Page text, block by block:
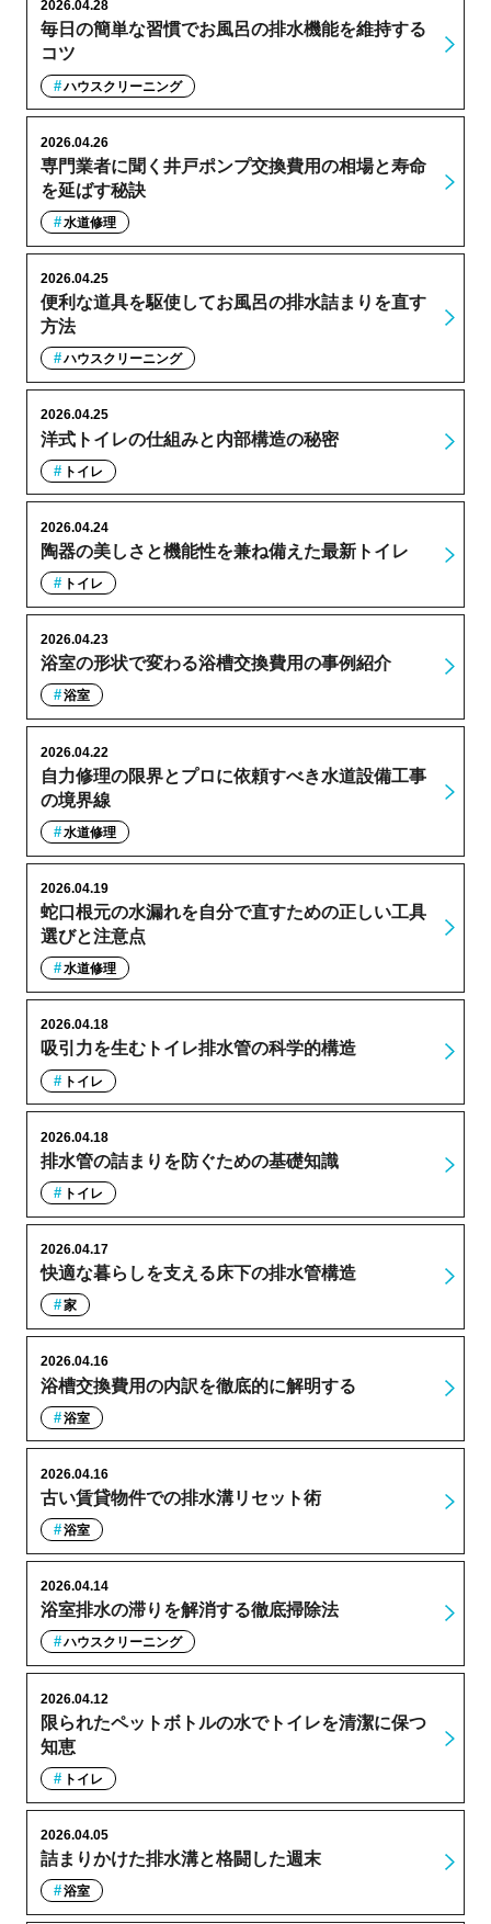
毎日の簡単な習慣でお風呂の排水機能を維持する
コツ
2026.04.28
ハウスクリーニング
専門業者に聞く井戸ポンプ交換費用の相場と寿命
を延ばす秘訣
2026.04.26
水道修理
便利な道具を駆使してお風呂の排水詰まりを直す
方法
2026.04.25
ハウスクリーニング
洋式トイレの仕組みと内部構造の秘密
2026.04.25
トイレ
陶器の美しさと機能性を兼ね備えた最新トイレ
2026.04.24
トイレ
浴室の形状で変わる浴槽交換費用の事例紹介
2026.04.23
浴室
自力修理の限界とプロに依頼すべき水道設備工事
の境界線
2026.04.22
水道修理
蛇口根元の水漏れを自分で直すための正しい工具
選びと注意点
2026.04.19
水道修理
吸引力を生むトイレ排水管の科学的構造
2026.04.18
トイレ
排水管の詰まりを防ぐための基礎知識
2026.04.18
トイレ
快適な暮らしを支える床下の排水管構造
2026.04.17
家
浴槽交換費用の内訳を徹底的に解明する
2026.04.16
浴室
古い賃貸物件での排水溝リセット術
2026.04.16
浴室
浴室排水の滞りを解消する徹底掃除法
2026.04.14
ハウスクリーニング
限られたペットボトルの水でトイレを清潔に保つ
知恵
2026.04.12
トイレ
詰まりかけた排水溝と格闘した週末
2026.04.05
浴室